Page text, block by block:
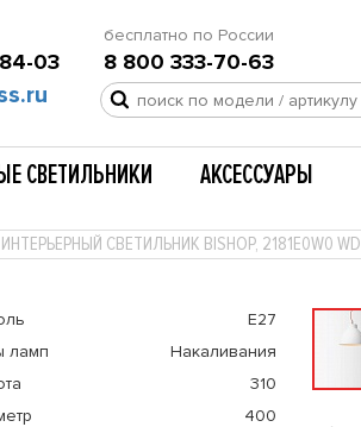
03
бесплатно по России
8 800 333-70-63
СВЕТИЛЬНИКИ АКСЕССУАРЫ
ИНТЕРЬЕРНЫЙ СВЕТИЛЬНИК BISHOP, 2181E0W0 WD
E27
ламп
Накаливания
310
400